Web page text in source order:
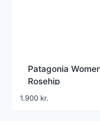
Patagonia
Rosehip
1.900 kr.